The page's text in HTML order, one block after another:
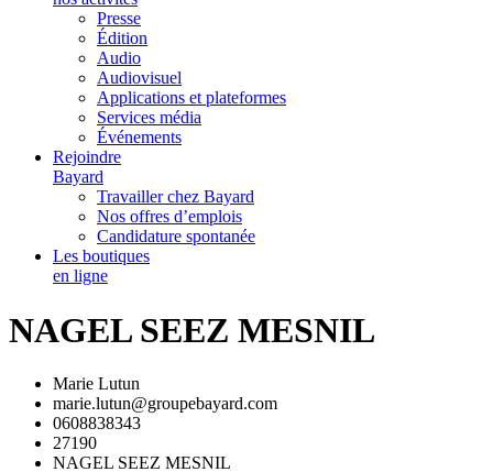
Presse
Édition
Audio
Audiovisuel
Applications et plateformes
Services média
Événements
Rejoindre
Bayard
Travailler chez Bayard
Nos offres d’emplois
Candidature spontanée
Les boutiques
en ligne
NAGEL SEEZ MESNIL
Marie Lutun
marie.lutun@groupebayard.com
0608838343
27190
NAGEL SEEZ MESNIL